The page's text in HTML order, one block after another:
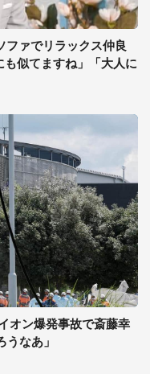
ァでリラックス仲良
も似てますね」「大人に
オン爆発事故で斎藤幸
なあ」